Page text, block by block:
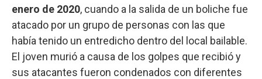
enero de 2020, cuando a la salida de un boliche fue
atacado por un grupo de personas con las que
había tenido un entredicho dentro del local bailable.
El joven murió a causa de los golpes que recibió y
sus atacantes fueron condenados con diferentes